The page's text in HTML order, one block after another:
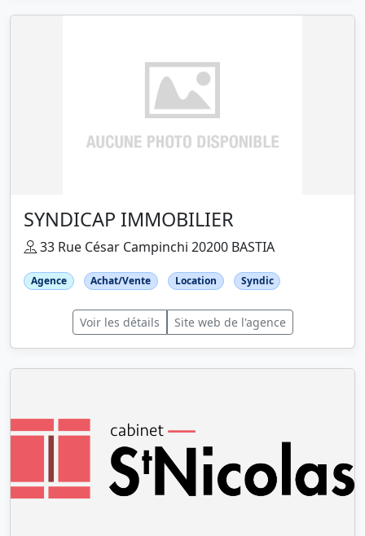
SYNDICAP IMMOBILIER
33 Rue César Campinchi 20200 BASTIA
Agence Achat/Vente Location Syndic
Voir les détails Site web de l'agence